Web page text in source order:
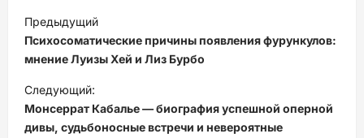
а
в
и
г
Предыдущий
Психосоматические причины появления фурункулов:
мнение Луизы Хей и Лиз Бурбо
Следующий:
Монсеррат Кабалье — биография успешной оперной
дивы, судьбоносные встречи и невероятные